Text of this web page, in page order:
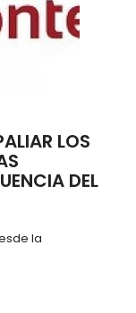
LOS
DEL
la